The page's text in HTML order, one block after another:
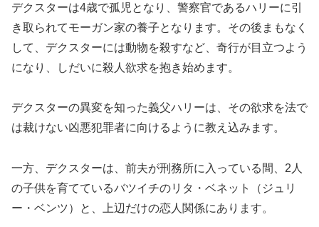
デクスターは4歳で孤児となり、警察官であるハリーに引
き取られてモーガン家の養子となります。その後まもなく
して、デクスターには動物を殺すなど、奇行が目立つよう
になり、しだいに殺人欲求を抱き始めます。
デクスターの異変を知った義父ハリーは、その欲求を法で
は裁けない凶悪犯罪者に向けるように教え込みます。
一方、デクスターは、前夫が刑務所に入っている間、2人
の子供を育てているバツイチのリタ・ベネット（ジュリ
ー・ベンツ）と、上辺だけの恋人関係にあります。